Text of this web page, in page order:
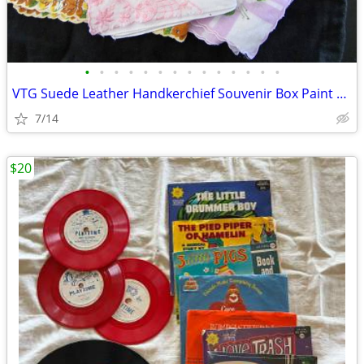
• • • • • • • • • • • • • •
VTG Suede Leather Handkerchief Souvenir Box Paint SanFran CA 4 Hankies
7/14
$20